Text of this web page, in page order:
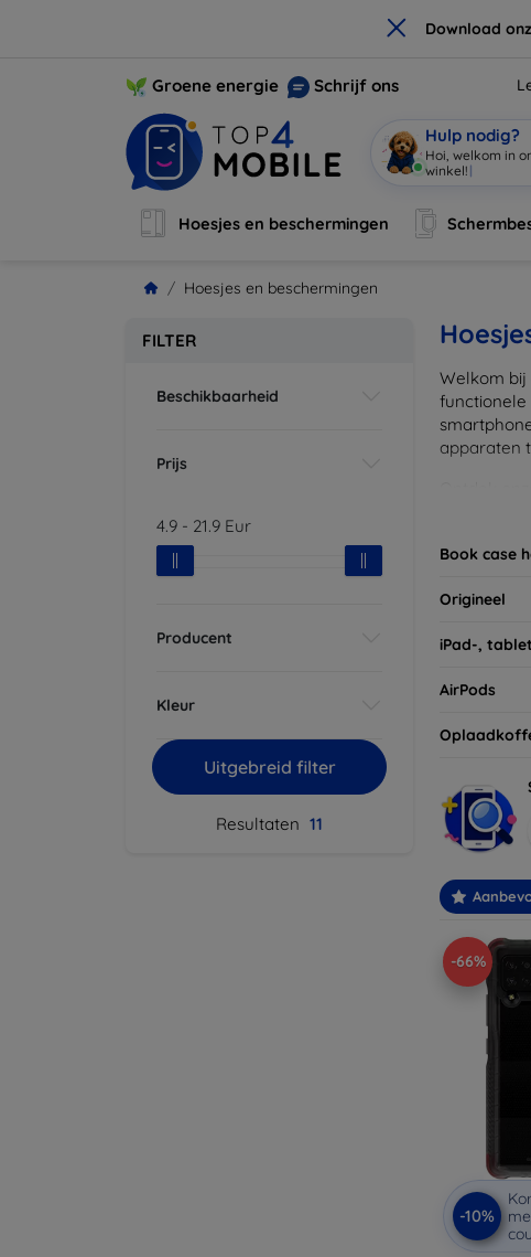
× Download
Groene energie Schrijf ons
Hulp nodig?
H|
Hoesjes en beschermingen
Hoesjes en beschermingen
FILTER
Beschikbaarheid
Prijs
4.9 - 21.9 Eur
Producent
Kleur
Uitgebreid filter
Resultaten 11
Welkom bij
functionele
apparaten
Vergeet
van uw
Book case
Origineel
iPad-,
AirPods
-66%
-10%